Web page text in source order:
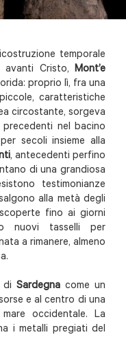
temporale
avanti Cristo, Mont’e
proprio lì, fra una
caratteristiche
circostante, sorgeva
precedenti nel bacino
secoli insieme alla
, antecedenti perfino
di una grandiosa
testimonianze
alla metà degli
fino ai giorni
nuovi tasselli per
a rimanere, almeno
di Sardegna come un
e al centro di una
occidentale. La
i metalli pregiati del